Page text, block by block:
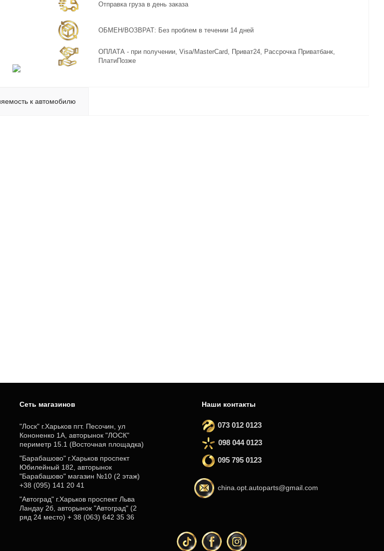
Отправка груза в день заказа
ОБМЕН/ВОЗВРАТ: Без проблем в течении 14 дней
ОПЛАТА - при получении, Visa/MasterCard, Приват24, Рассрочка Приватбанк,
ПлатиПозже
к автомобилю
Cеть магазинов
"Лоск" г.Харьков пгт. Песочин, ул
Кононенко 1А, авторынок "ЛОСК"
периметр 15.1 (Восточная площадка)
"Барабашово" г.Харьков проспект
Юбилейный 182, авторынок
"Барабашово" магазин №10 (2 этаж)
+38 (095) 141 20 41
"Автоград" г.Харьков проспект Льва
Ландау 2б, авторынок "Автоград" (2
ряд 24 место) + 38 (063) 642 35 36
Наши контакты
073 012 0123
098 044 0123
095 795 0123
china.opt.autoparts@gmail.com